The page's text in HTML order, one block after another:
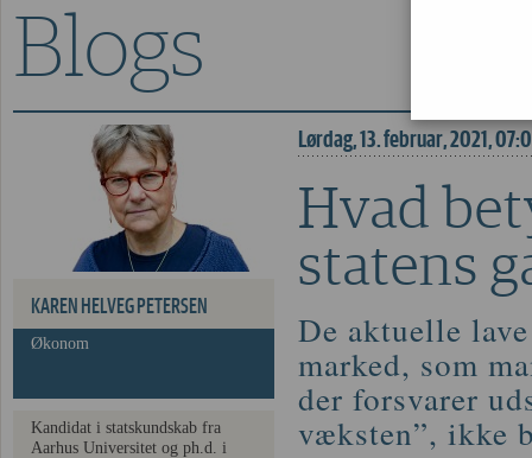
Hvad betyder
Blogs
KAREN HELVEG PETERSEN
Økonom
Kandidat i statskundskab fra
Aarhus Universitet og ph.d. i
Lørdag, 13. februar, 2021,
Hvad
statens
De aktuelle
marked, som
der forsvarer
væksten”, ikke